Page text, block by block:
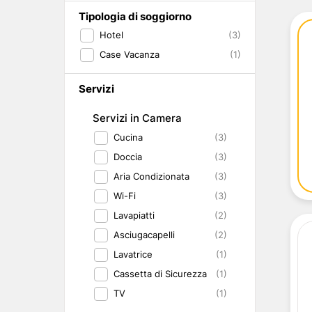
Abruzzo
Emilia Romagna
Valle d'Aosta
Trentino-Alto Adige
Friuli-Venezia Giulia
Marche
Isole del Golfo di Napoli
Lampedusa
Pantelleria
Viaggio con Amici
Pet Friendly
Gourmet &
Tipologia di soggiorno
Hotel
(3)
Case Vacanza
(1)
Servizi
Servizi in Camera
Cucina
(3)
Doccia
(3)
Aria Condizionata
(3)
Wi-Fi
(3)
Lavapiatti
(2)
Asciugacapelli
(2)
Lavatrice
(1)
Cassetta di Sicurezza
(1)
TV
(1)